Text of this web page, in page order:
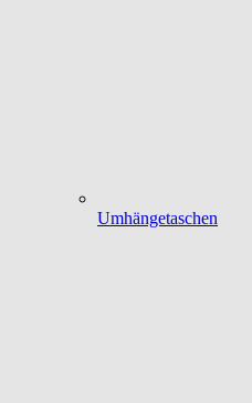
Umhängetaschen